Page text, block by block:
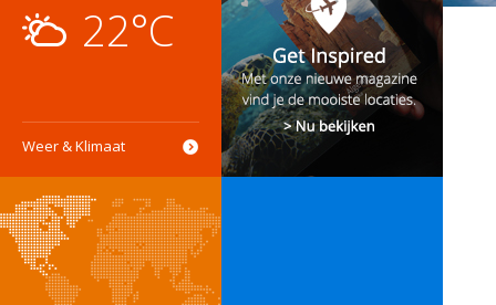
22°C
Weer & Klimaat